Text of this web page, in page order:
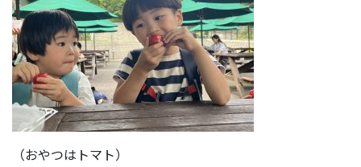
（おやつはトマト）